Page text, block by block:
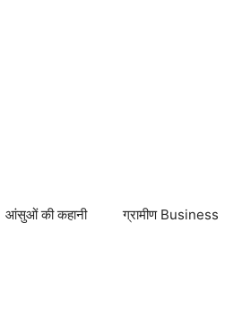
आंसुओं की कहानी ग्रामीण Business